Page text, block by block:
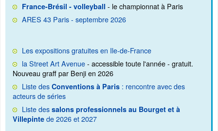
France-Brésil - volleyball - le championnat à Paris
ARES 43 Paris - septembre 2026
Les expositions gratuites en Ile-de-France
la Street Art Avenue- accessible toute l'année - gratuit.
Nouveau graff par Benji en 2026
Liste des Conventions à Paris : rencontre avec des
acteurs de séries
Liste des salons professionnels au Bourget et à
Villepinte de 2026 et 2027